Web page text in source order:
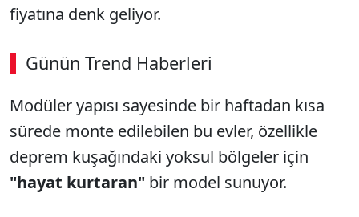
fiyatına denk geliyor.
Günün Trend Haberleri
Modüler yapısı sayesinde bir haftadan kısa
sürede monte edilebilen bu evler, özellikle
deprem kuşağındaki yoksul bölgeler için
"hayat kurtaran" bir model sunuyor.